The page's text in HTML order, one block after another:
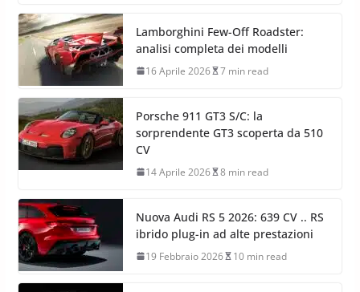
Lamborghini Few-Off Roadster:
analisi completa dei modelli
16 Aprile 2026 7 min read
Porsche 911 GT3 S/C: la
sorprendente GT3 scoperta da 510
CV
14 Aprile 2026 8 min read
Nuova Audi RS 5 2026: 639 CV .. RS
ibrido plug-in ad alte prestazioni
19 Febbraio 2026 10 min read